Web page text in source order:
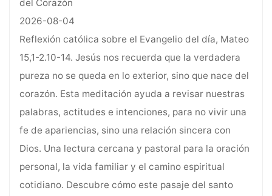
del Corazón
2026-08-04
Reflexión católica sobre el Evangelio del día, Mateo
15,1-2.10-14. Jesús nos recuerda que la verdadera
pureza no se queda en lo exterior, sino que nace del
corazón. Esta meditación ayuda a revisar nuestras
palabras, actitudes e intenciones, para no vivir una
fe de apariencias, sino una relación sincera con
Dios. Una lectura cercana y pastoral para la oración
personal, la vida familiar y el camino espiritual
cotidiano. Descubre cómo este pasaje del santo